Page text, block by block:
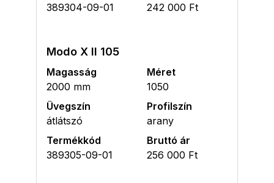
389304-09-01
242 000 Ft
Modo X II 105
Magasság
2000 mm
Méret
1050
Üvegszín
átlátszó
Profilszín
arany
Termékkód
389305-09-01
Bruttó ár
256 000 Ft